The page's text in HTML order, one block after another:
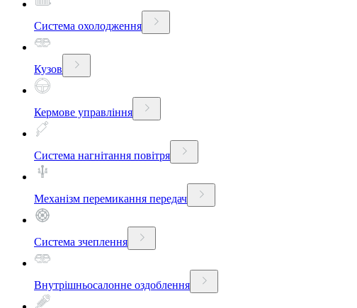
Система охолодження
Кузов
Кермове управління
Система нагнітання повітря
Механізм перемикання передач
Система зчеплення
Внутрішньосалонне оздоблення